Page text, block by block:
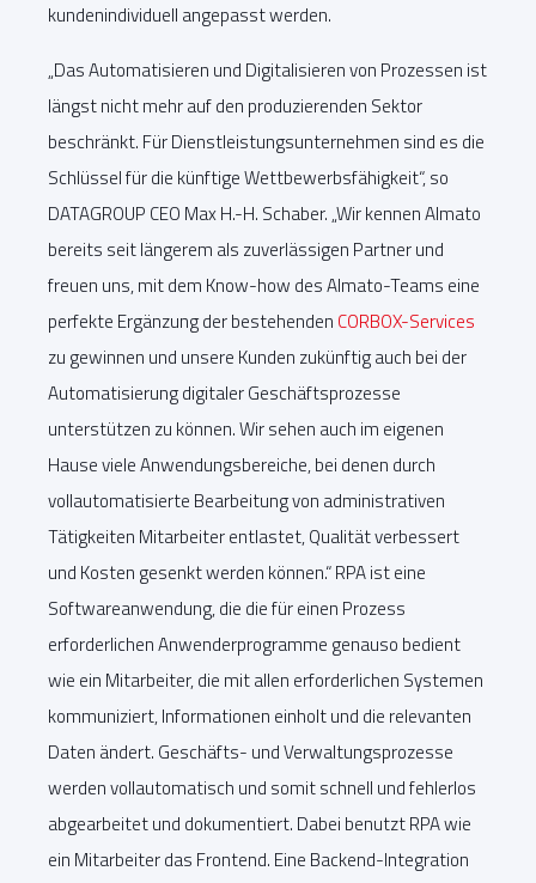
kundenindividuell angepasst werden.
„Das Automatisieren und Digitalisieren von Prozessen ist
längst nicht mehr auf den produzierenden Sektor
beschränkt. Für Dienstleistungsunternehmen sind es die
Schlüssel für die künftige Wettbewerbsfähigkeit“, so
DATAGROUP CEO Max H.-H. Schaber. „Wir kennen Almato
bereits seit längerem als zuverlässigen Partner und
freuen uns, mit dem Know-how des Almato-Teams eine
perfekte Ergänzung der bestehenden CORBOX-Services
zu gewinnen und unsere Kunden zukünftig auch bei der
Automatisierung digitaler Geschäftsprozesse
unterstützen zu können. Wir sehen auch im eigenen
Hause viele Anwendungsbereiche, bei denen durch
vollautomatisierte Bearbeitung von administrativen
Tätigkeiten Mitarbeiter entlastet, Qualität verbessert
und Kosten gesenkt werden können.“ RPA ist eine
Softwareanwendung, die die für einen Prozess
erforderlichen Anwenderprogramme genauso bedient
wie ein Mitarbeiter, die mit allen erforderlichen Systemen
kommuniziert, Informationen einholt und die relevanten
Daten ändert. Geschäfts- und Verwaltungsprozesse
werden vollautomatisch und somit schnell und fehlerlos
abgearbeitet und dokumentiert. Dabei benutzt RPA wie
ein Mitarbeiter das Frontend. Eine Backend-Integration